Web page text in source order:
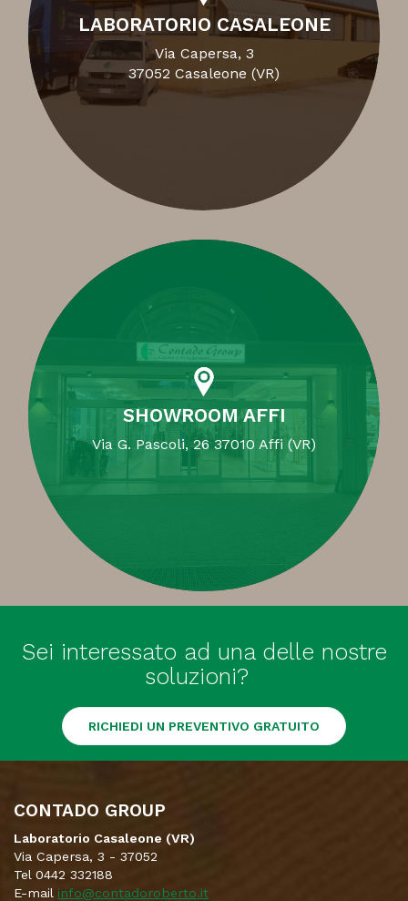
LABORATORIO CASALEONE
Via Capersa, 3
37052 Casaleone (VR)
SHOWROOM AFFI
Via G. Pascoli, 26 37010 Affi (VR)
Sei interessato ad una delle nostre
soluzioni?
RICHIEDI UN PREVENTIVO GRATUITO
CONTADO GROUP
Laboratorio Casaleone (VR)
Via Capersa, 3 - 37052
Tel 0442 332188
E-mail info@contadoroberto.it